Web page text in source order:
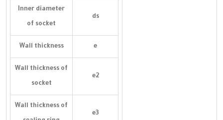
ds
Inner diameter
of socket
e
Wall thickness
e2
Wall thickness of
socket
e3
Wall thickness of